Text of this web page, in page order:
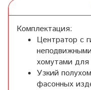
Комплектация:
Центратор с
хомутами
Узкий
фасонных